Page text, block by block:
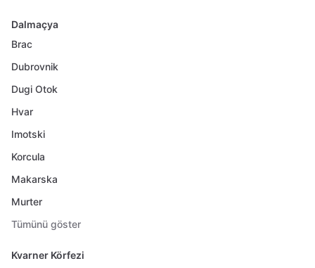
Dalmaçya
Brac
Dubrovnik
Dugi Otok
Hvar
Imotski
Korcula
Makarska
Murter
Tümünü göster
Kvarner Körfezi